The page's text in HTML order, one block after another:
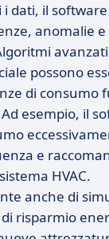
dati, il
anomalie
possono
di consumo
esempio, il
e
HVAC.
anche di
risparmio